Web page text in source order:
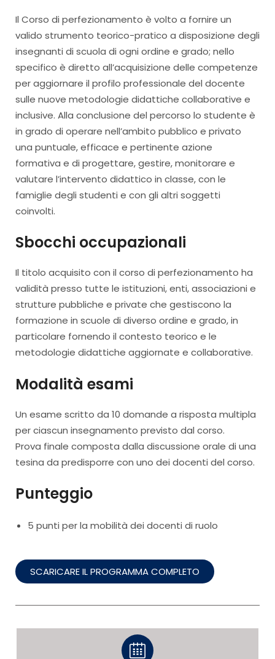
Il Corso di perfezionamento è volto a fornire un
valido strumento teorico-pratico a disposizione degli
insegnanti di scuola di ogni ordine e grado; nello
specifico è diretto all’acquisizione delle competenze
per aggiornare il profilo professionale del docente
sulle nuove metodologie didattiche collaborative e
inclusive. Alla conclusione del percorso lo studente è
in grado di operare nell’ambito pubblico e privato
una puntuale, efficace e pertinente azione
formativa e di progettare, gestire, monitorare e
valutare l’intervento didattico in classe, con le
famiglie degli studenti e con gli altri soggetti
coinvolti.
Sbocchi occupazionali
Il titolo acquisito con il corso di perfezionamento ha
validità presso tutte le istituzioni, enti, associazioni e
strutture pubbliche e private che gestiscono la
formazione in scuole di diverso ordine e grado, in
particolare fornendo il contesto teorico e le
metodologie didattiche aggiornate e collaborative.
Modalità esami
Un esame scritto da 10 domande a risposta multipla
per ciascun insegnamento previsto dal corso.
Prova finale composta dalla discussione orale di una
tesina da predisporre con uno dei docenti del corso.
Punteggio
5 punti per la mobilità dei docenti di ruolo
SCARICARE IL PROGRAMMA COMPLETO